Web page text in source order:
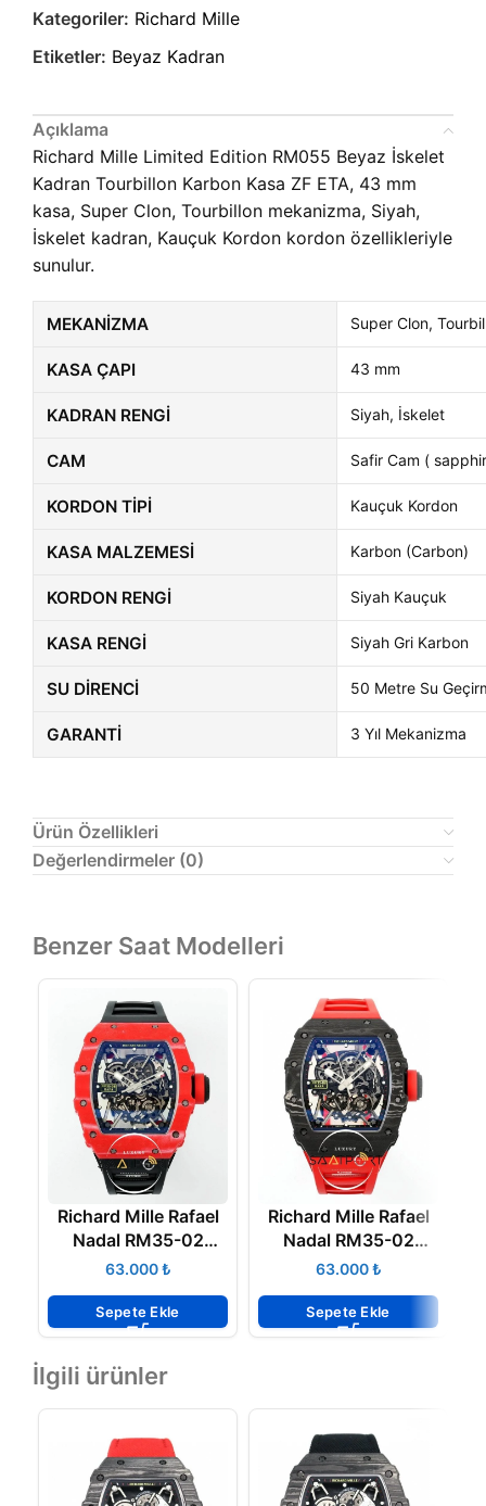
Kategoriler: Richard Mille
Etiketler: Beyaz Kadran
Açıklama
Richard Mille Limited Edition RM055 Beyaz İskelet
Kadran Tourbillon Karbon Kasa ZF ETA, 43 mm
kasa, Super Clon, Tourbillon mekanizma, Siyah,
İskelet kadran, Kauçuk Kordon kordon özellikleriyle
sunulur.
MEKANIZMA Super Clon,
KASA ÇAPI 43 mm
KADRAN RENGI Siyah, İskelet
CAM Safir Cam (
KORDON TIPI Kauçuk Kordon
KASA MALZEMESI Karbon (Carbon)
KORDON RENGI Siyah Kauçuk
KASA RENGI Siyah Gri Karbon
SU DIRENCI 50 Metre Su
GARANTI 3 Yıl Mekanizma
Ürün Özellikleri
Değerlendirmeler (0)
Benzer Saat Modelleri
Richard Mille Rafael
Nadal RM35-02
RAFA Tourbillon
ZF ETA
₺
Sepete Ekle
Richard Mille Rafael
Nadal RM35-02
Tourbillon Karbon
₺
Sepete Ekle
İlgili ürünler